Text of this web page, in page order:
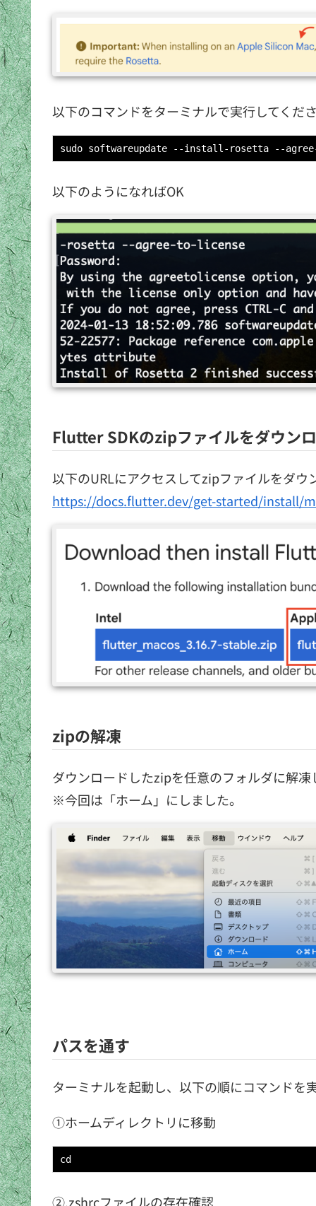
以下のコマンドをターミナルで実行してくだ
sudo softwareupdate --install-rosetta --
以下のようになればOK
Flutter SDKのzipファイルをダウン
以下のURLにアクセスしてzipファイルをダウ
https://docs.flutter.dev/get-started/install/
zipの解凍
ダウンロードしたzipを任意のフォルダに解凍
※今回は「ホーム」にしました。
パスを通す
ターミナルを起動し、以下の順にコマンドを
①ホームディレクトリに移動
cd
②.zshrcファイルの存在確認